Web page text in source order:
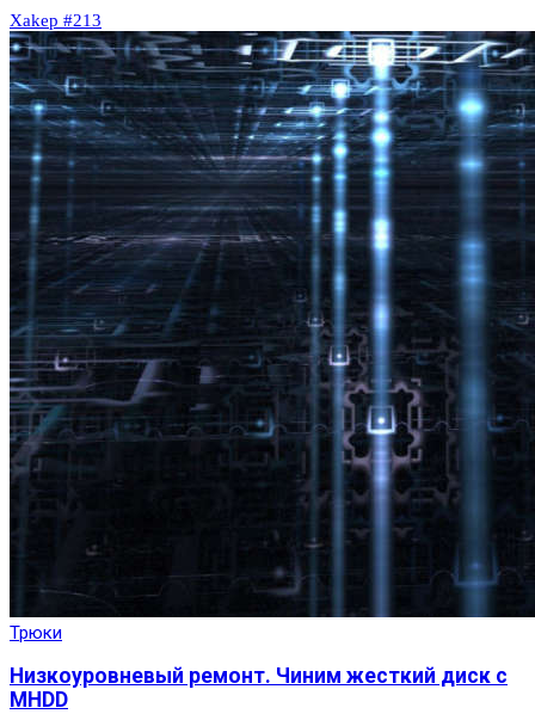
Xakep #213
Трюки
Низкоуровневый ремонт. Чиним жесткий диск с
MHDD